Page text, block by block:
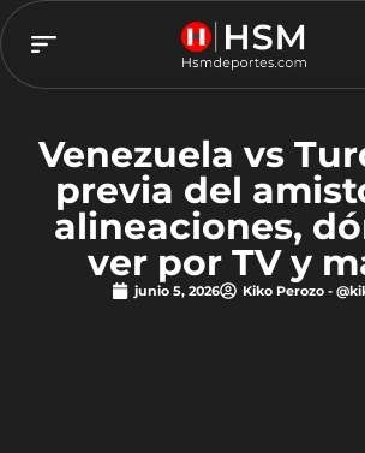
Venezuela vs
previa del
alineaciones,
ver por TV y
junio 5, 2026 Kiko Perozo -